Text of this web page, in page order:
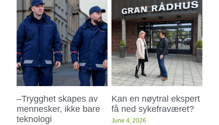
–Trygghet skapes av
mennesker, ikke bare
teknologi
Kan en nøytral ekspert
få ned sykefraværet?
June 4, 2026